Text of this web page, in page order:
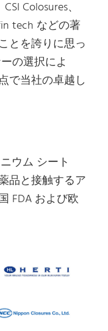
Colosures、
tech などの著
とを誇りに思っ
の選択によ
で当社の卓越し
ウム シート
品と接触するア
FDA および欧